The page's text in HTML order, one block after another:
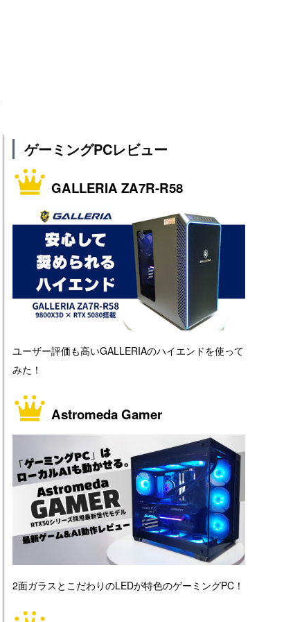
ゲーミングPCレビュー
GALLERIA ZA7R-R58
ユーザー評価も高いGALLERIAのハイエンドを使って
みた！
Astromeda Gamer
2面ガラスとこだわりのLEDが特色のゲーミングPC！